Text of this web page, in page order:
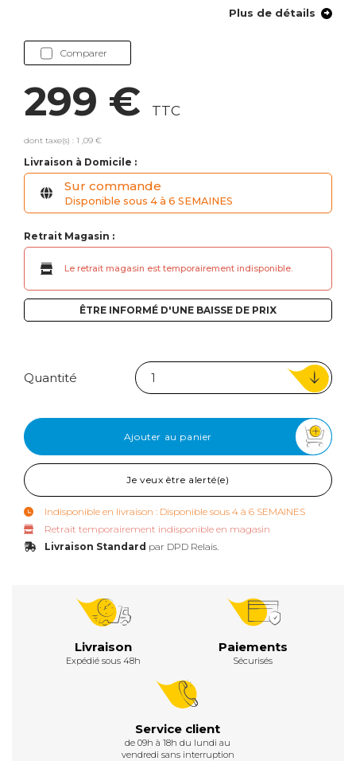
Plus de détails
Comparer
299 € TTC
dont taxe(s) : 1 ,09 €
Livraison à Domicile :
Sur commande
Disponible sous 4 à 6 SEMAINES
Retrait Magasin :
Le retrait magasin est temporairement indisponible.
ÊTRE INFORMÉ D'UNE BAISSE DE PRIX
Quantité
Ajouter au panier
Je veux être alerté(e)
Indisponible en livraison : Disponible sous 4 à 6 SEMAINES
Retrait temporairement indisponible en magasin
Livraison Standard par DPD Relais.
Livraison
Expédié sous 48h
Paiements
Sécurisés
Service client
de 09h à 18h du lundi au
vendredi sans interruption